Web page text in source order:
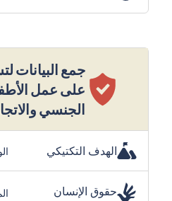
جمع البيانات
على عمل
الجنسي
الهدف التكتيكي
حقوق الإنسان المادة